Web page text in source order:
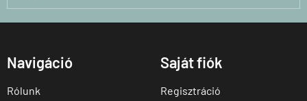
Navigáció
Rólunk
Saját fiók
Regisztráció